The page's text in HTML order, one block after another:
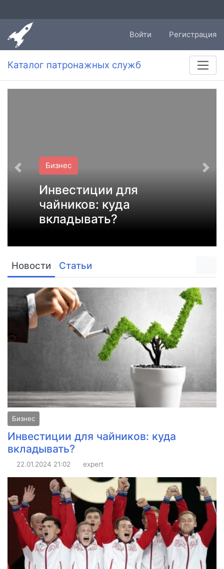
Войти Регистрация
Каталог патронажных служб
Бизнес
Инвестиции для
чайников: куда
вкладывать?
Новости Статьи
Бизнес
Инвестиции для чайников: куда
вкладывать?
22.01.2024 21:02 expert